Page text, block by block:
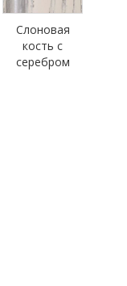
Слоновая
кость с
серебром